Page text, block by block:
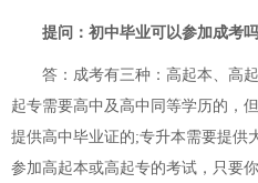
提问：初中毕业可以参加成考
答：成考有三种：高起本、高
起专需要高中及高中同等学历的，
提供高中毕业证的;专升本需要提供
参加高起本或高起专的考试，只要